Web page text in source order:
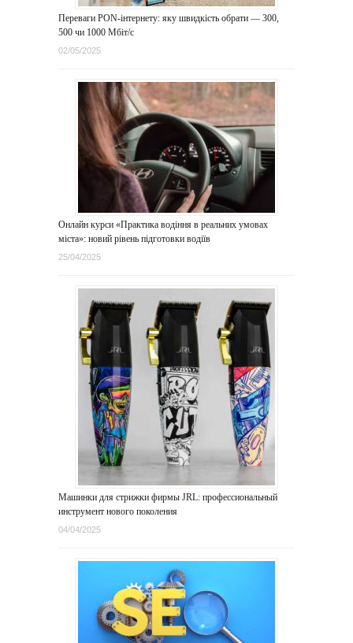
Переваги PON-інтернету: яку швидкість обрати — 300,
500 чи 1000 Мбіт/с
02/05/2025
Онлайн курси «Практика водіння в реальних умовах
міста»: новий рівень підготовки водіїв
25/04/2025
Машинки для стрижки фирмы JRL: профессиональный
инструмент нового поколения
04/04/2025